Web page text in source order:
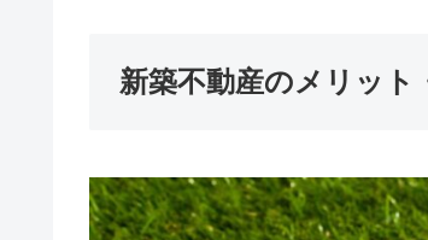
新築不動産のメリット